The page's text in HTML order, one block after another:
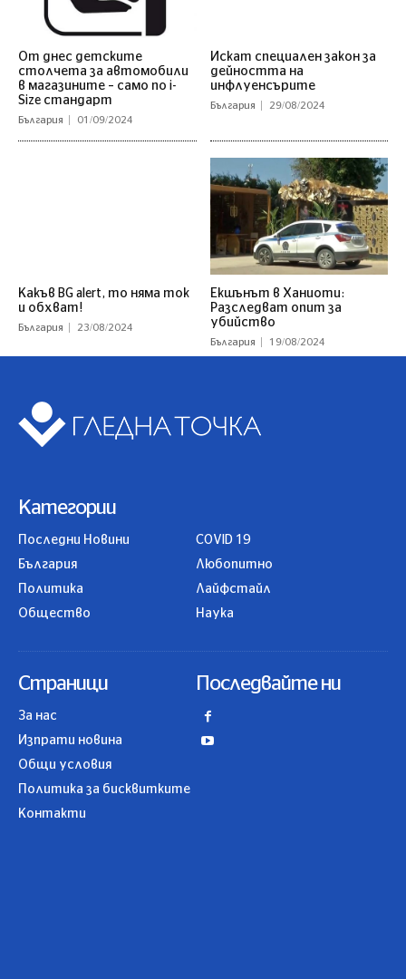
От днес детските
столчета за автомобили
в магазините – само по i-
Size стандарт
България 01/09/2024
Искат специален закон за
дейността на
инфлуенсърите
България 29/08/2024
Какъв BG alert, то няма ток
и обхват!
България 23/08/2024
Екшънът в Ханиоти:
Разследват опит за
убийство
България 19/08/2024
Категории
Последни Новини
България
Политика
Общество
COVID 19
Любопитно
Лайфстайл
Наука
Страници
За нас
Изпрати новина
Общи условия
Политика за бисквитките
Контакти
Последвайте ни